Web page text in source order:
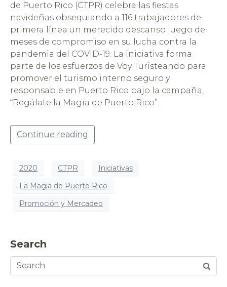
de Puerto Rico (CTPR) celebra las fiestas
navideñas obsequiando a 116 trabajadores de
primera línea un merecido descanso luego de
meses de compromiso en su lucha contra la
pandemia del COVID-19. La iniciativa forma
parte de los esfuerzos de Voy Turisteando para
promover el turismo interno seguro y
responsable en Puerto Rico bajo la campaña,
“Regálate la Magia de Puerto Rico”.
Continue reading
2020 CTPR
Iniciativas
La Magia de Puerto Rico
Promoción y Mercadeo
Search